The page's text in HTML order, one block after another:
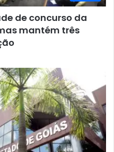
de concurso da
mantém três